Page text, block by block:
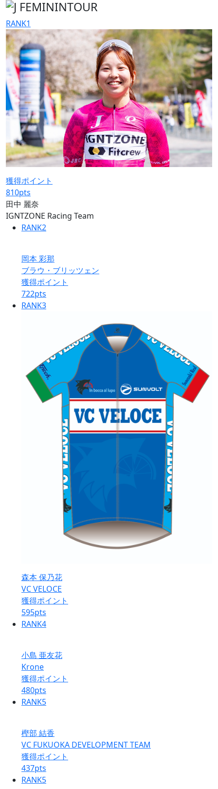
RANK1
獲得ポイント
810pts
田中 麗奈
IGNTZONE Racing Team
RANK2
岡本 彩那
ブラウ・ブリッツェン
獲得ポイント
722pts
RANK3
森本 保乃花
VC VELOCE
獲得ポイント
595pts
RANK4
小島 亜友花
Krone
獲得ポイント
480pts
RANK5
樫部 結香
VC FUKUOKA DEVELOPMENT TEAM
獲得ポイント
437pts
RANK5